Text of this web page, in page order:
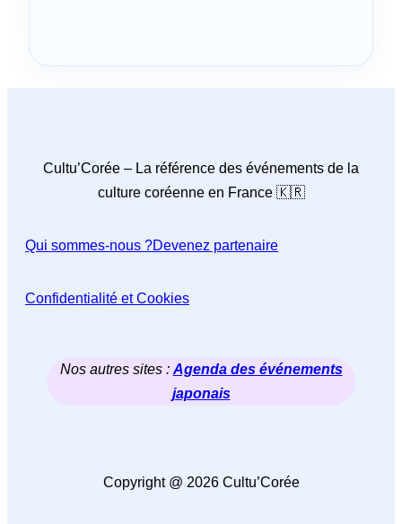
Cultu’Corée – La référence des événements de la
culture coréenne en France 🇰🇷
Qui sommes-nous ?Devenez partenaire
Confidentialité et Cookies
Nos autres sites :Agenda des événements
japonais
Copyright @ 2026 Cultu’Corée